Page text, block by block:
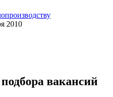
2010
вакансий